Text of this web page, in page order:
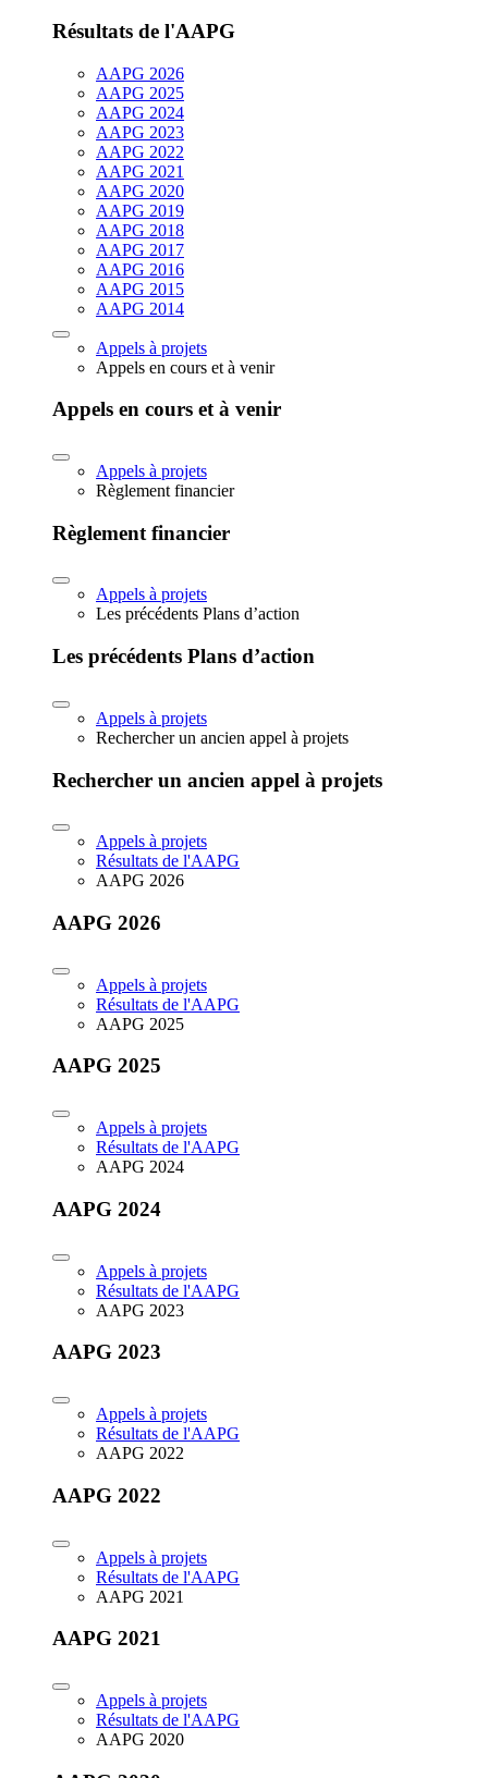
Résultats de l'AAPG
AAPG 2026
AAPG 2025
AAPG 2024
AAPG 2023
AAPG 2022
AAPG 2021
AAPG 2020
AAPG 2019
AAPG 2018
AAPG 2017
AAPG 2016
AAPG 2015
AAPG 2014
Appels à projets
Appels en cours et à venir
Appels en cours et à venir
Appels à projets
Règlement financier
Règlement financier
Appels à projets
Les précédents Plans d’action
Les précédents Plans d’action
Appels à projets
Rechercher un ancien appel à projets
Rechercher un ancien appel à projets
Appels à projets
Résultats de l'AAPG
AAPG 2026
AAPG 2026
Appels à projets
Résultats de l'AAPG
AAPG 2025
AAPG 2025
Appels à projets
Résultats de l'AAPG
AAPG 2024
AAPG 2024
Appels à projets
Résultats de l'AAPG
AAPG 2023
AAPG 2023
Appels à projets
Résultats de l'AAPG
AAPG 2022
AAPG 2022
Appels à projets
Résultats de l'AAPG
AAPG 2021
AAPG 2021
Appels à projets
Résultats de l'AAPG
AAPG 2020